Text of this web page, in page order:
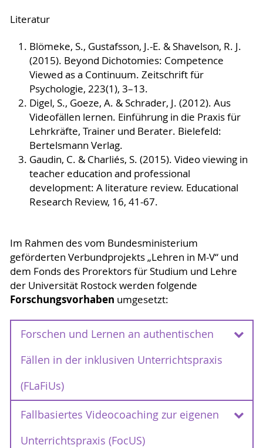
Literatur
Blömeke, S., Gustafsson, J.-E. & Shavelson, R. J.
(2015). Beyond Dichotomies: Competence
Viewed as a Continuum. Zeitschrift für
Psychologie, 223(1), 3–13.
Digel, S., Goeze, A. & Schrader, J. (2012). Aus
Videofällen lernen. Einführung in die Praxis für
Lehrkräfte, Trainer und Berater. Bielefeld:
Bertelsmann Verlag.
Gaudin, C. & Charliés, S. (2015). Video viewing in
teacher education and professional
development: A literature review. Educational
Research Review, 16, 41-67.
Im Rahmen des vom Bundesministerium
geförderten Verbundprojekts „Lehren in M-V“ und
dem Fonds des Prorektors für Studium und Lehre
der Universität Rostock werden folgende
Forschungsvorhaben umgesetzt:
Forschen und Lernen an authentischen
Fällen in der inklusiven Unterrichtspraxis
(FLaFiUs)
Forschen und Lernen an authentischen
Fällen in der inklusiven Unterrichtspraxis
Fallbasiertes Videocoaching zur eigenen
Unterrichtspraxis (FocUS)